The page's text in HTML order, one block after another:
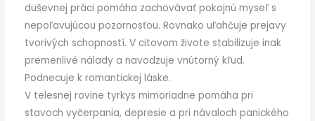
duševnej práci pomáha zachovávať pokojnú myseľ s
nepoľavujúcou pozornosťou. Rovnako uľahčuje prejavy
tvorivých schopností. V citovom živote stabilizuje inak
premenlivé nálady a navodzuje vnútorný kľud.
Podnecuje k romantickej láske.
V telesnej rovine tyrkys mimoriadne pomáha pri
stavoch vyčerpania, depresie a pri návaloch panického